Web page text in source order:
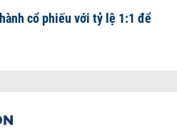
cổ phiếu với tỷ lệ 1:1 để